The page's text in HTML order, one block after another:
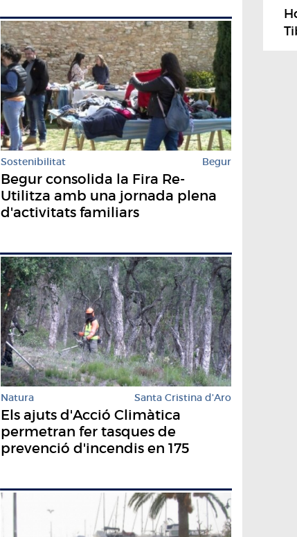
Sostenibilitat Begur
Begur consolida la Fira Re-
Utilitza amb una jornada plena
d'activitats familiars
Natura Santa Cristina d'Aro
Els ajuts d'Acció Climàtica
permetran fer tasques de
prevenció d'incendis en 175